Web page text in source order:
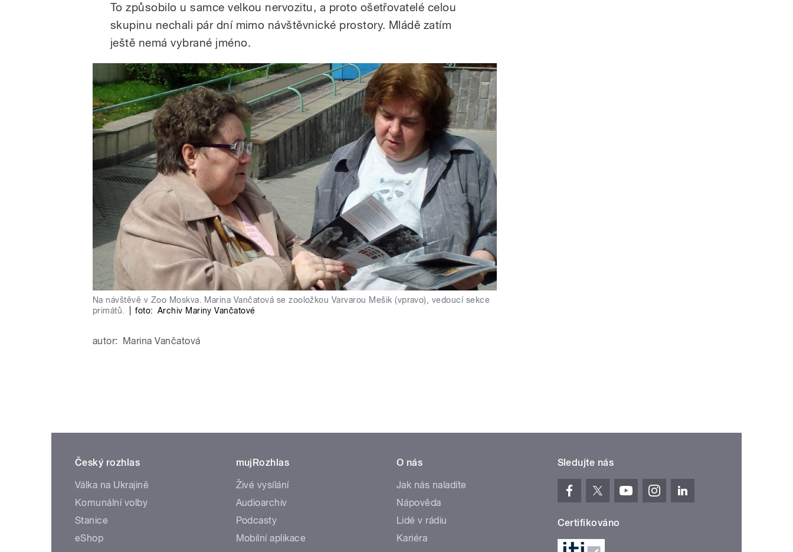
To způsobilo u samce velkou nervozitu, a proto ošetřovatelé celou
skupinu nechali pár dní mimo návštěvnické prostory. Mládě zatím
ještě nemá vybrané jméno.
Na návštěvě v Zoo Moskva. Marina Vančatová se zooložkou Varvarou Mešik (vpravo), vedoucí sekce
primátů.
foto: Archiv Mariny Vančatové
autor: Marina Vančatová
Český rozhlas
Válka na Ukrajině
Komunální volby
Stanice
eShop
mujRozhlas
Živé vysílání
Audioarchiv
Podcasty
Mobilní aplikace
O nás
Jak nás naladíte
Nápověda
Lidé v rádiu
Kariéra
Sledujte nás
Certifikováno